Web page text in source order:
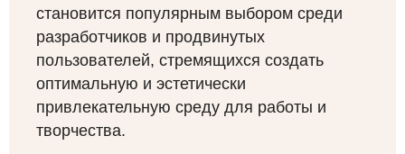
становится популярным выбором среди
разработчиков и продвинутых
пользователей, стремящихся создать
оптимальную и эстетически
привлекательную среду для работы и
творчества.